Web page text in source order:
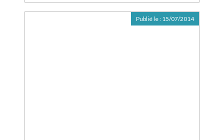
Publié le : 15/07/2014